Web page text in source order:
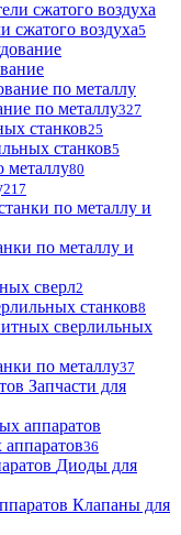
сжатого воздуха5
по металлу327
станков25
станков5
металлу80
217
по металлу и
сверл2
станков8
сверлильных
по металлу37
Запчасти для
36
Диоды для
Клапаны для